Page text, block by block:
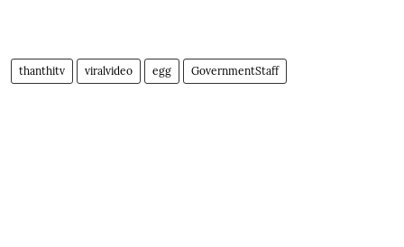
thanthitv viralvideo egg GovernmentStaff